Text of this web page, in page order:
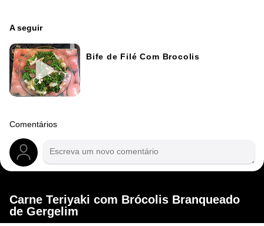
A seguir
Bife de Filé Com Brocolis
Comentários
Carne Teriyaki com Brócolis Branqueado
de Gergelim